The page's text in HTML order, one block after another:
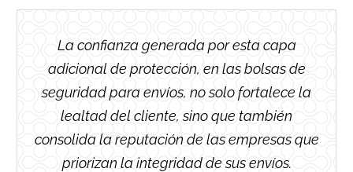
La confianza generada por esta capa
adicional de protección, en las bolsas de
seguridad para envíos, no solo fortalece la
lealtad del cliente, sino que también
consolida la reputación de las empresas que
priorizan la integridad de sus envíos.